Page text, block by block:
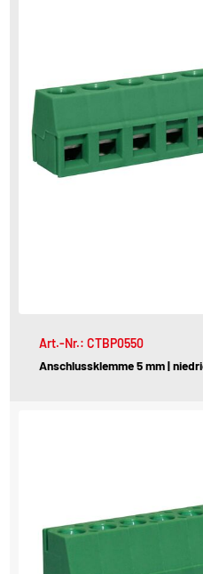
Art.-Nr.: CTBP0550
Anschlussklemme 5 mm |